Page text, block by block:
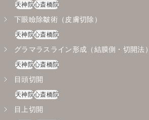
天神院心斎橋院
下眼瞼除皺術（皮膚切除）
天神院心斎橋院
グラマラスライン形成（結膜側・切開法）
天神院心斎橋院
目頭切開
天神院心斎橋院
目上切開